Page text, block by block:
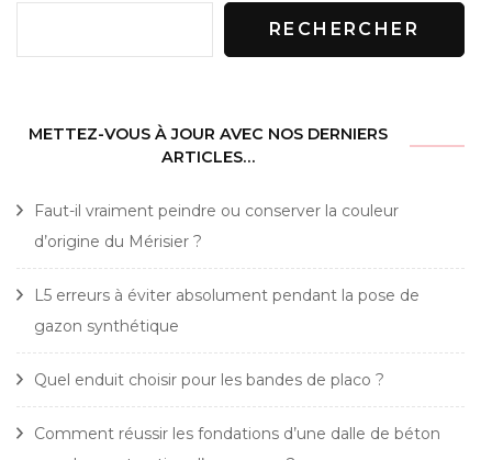
RECHERCHER
METTEZ-VOUS À JOUR AVEC NOS DERNIERS
ARTICLES…
Faut-il vraiment peindre ou conserver la couleur
d’origine du Mérisier ?
L5 erreurs à éviter absolument pendant la pose de
gazon synthétique
Quel enduit choisir pour les bandes de placo ?
Comment réussir les fondations d’une dalle de béton